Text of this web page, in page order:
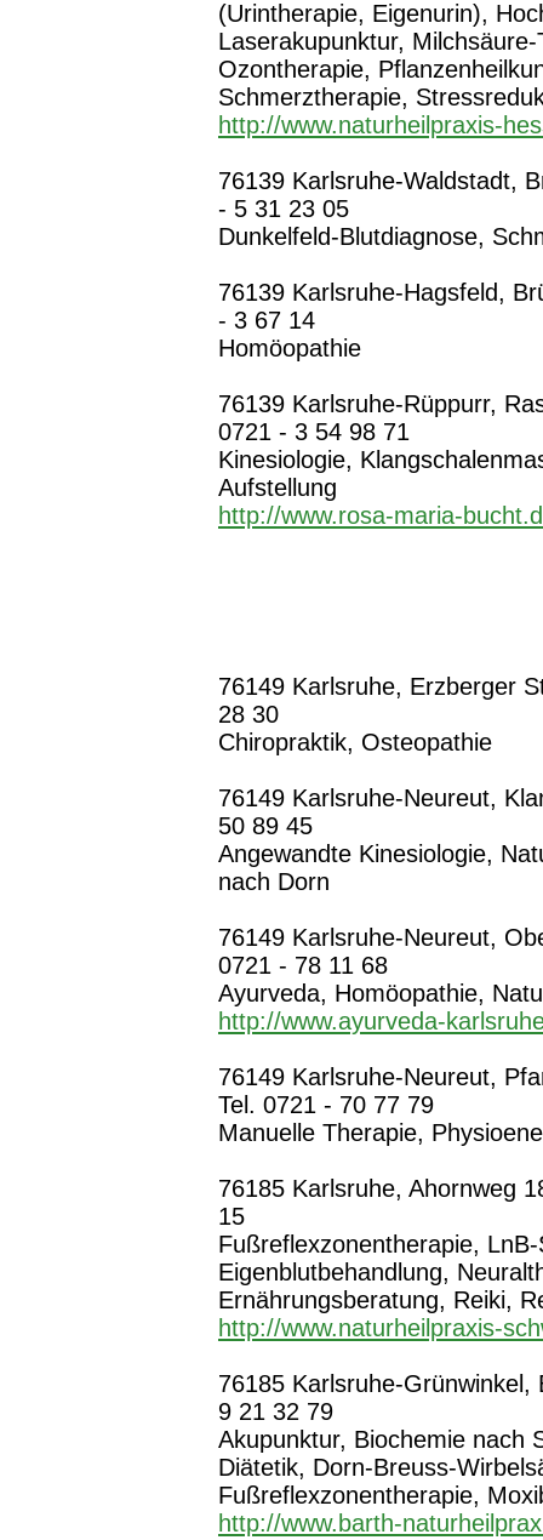
(Urintherapie, Eigenurin),
Laserakupunktur,
Ozontherapie,
Schmerztherapie,
http://www.naturheilpraxis-
76139 Karlsruhe-Waldstadt,
- 5 31 23 05
Dunkelfeld-Blutdiagnose,
76139 Karlsruhe-Hagsfeld,
- 3 67 14
Homöopathie
76139 Karlsruhe-Rüppurr,
0721 - 3 54 98 71
Kinesiologie,
Aufstellung
http://www.rosa-maria-
76149 Karlsruhe, Erzberger
28 30
Chiropraktik, Osteopathie
76149 Karlsruhe-Neureut,
50 89 45
Angewandte Kinesiologie,
nach Dorn
76149 Karlsruhe-Neureut,
0721 - 78 11 68
Ayurveda, Homöopathie,
http://www.ayurveda-
76149 Karlsruhe-Neureut,
Tel. 0721 - 70 77 79
Manuelle Therapie,
76185 Karlsruhe, Ahornweg
15
Fußreflexzonentherapie,
Eigenblutbehandlung,
Ernährungsberatung, Reiki,
http://www.naturheilpraxis-
76185 Karlsruhe-
9 21 32 79
Akupunktur, Biochemie nach
Diätetik, Dorn-Breuss-
Fußreflexzonentherapie,
http://www.barth-